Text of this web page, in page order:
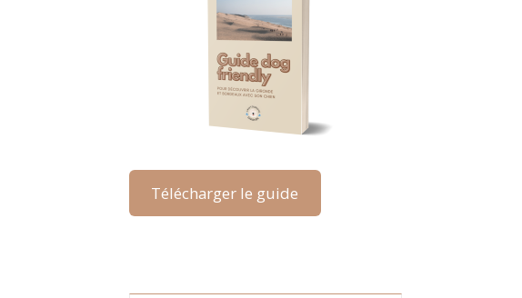
Télécharger le guide